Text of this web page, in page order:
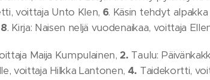
voittaja Unto Klen, 6. Käsin tehdyt
8. Kirja: Naisen neljä vuodenaikaa, voittaja
Maija Kumpulainen, 2. Taulu:
voittaja Hilkka Lantonen, 4. Taidekortti,